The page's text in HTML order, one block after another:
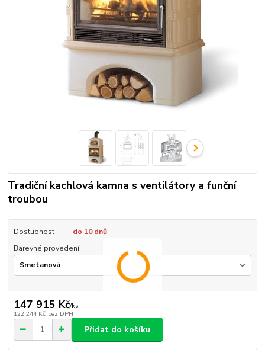
Tradiční kachlová kamna s ventilátory a funční
troubou
Dostupnost
do 10 dnů
Barevné provedení
147 915 Kč/ks
122 244 Kč bez DPH
Přidat do košíku